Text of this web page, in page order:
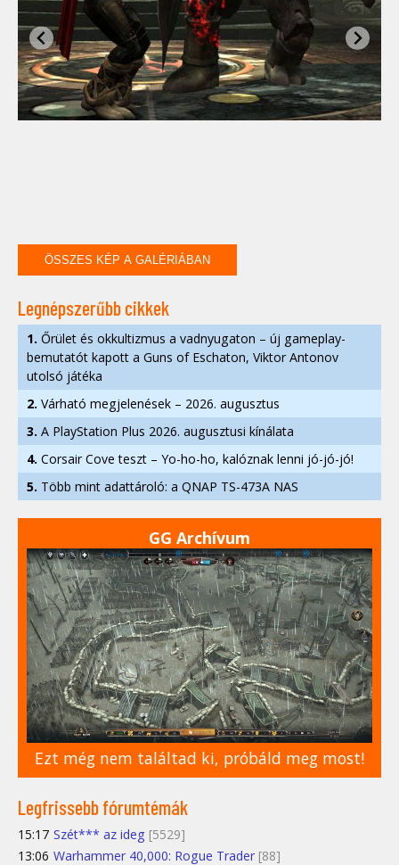
ÖSSZES KÉP A GALÉRIÁBAN
Legnépszerűbb cikkek
1. Őrület és okkultizmus a vadnyugaton – új gameplay-
bemutatót kapott a Guns of Eschaton, Viktor Antonov
utolsó játéka
2. Várható megjelenések – 2026. augusztus
3. A PlayStation Plus 2026. augusztusi kínálata
4. Corsair Cove teszt – Yo-ho-ho, kalóznak lenni jó-jó-jó!
5. Több mint adattároló: a QNAP TS-473A NAS
GG Archívum
Ezt még nem találtad ki, próbáld meg most!
Legfrissebb fórumtémák
15:17 Szét*** az ideg [5529]
13:06 Warhammer 40,000: Rogue Trader [88]